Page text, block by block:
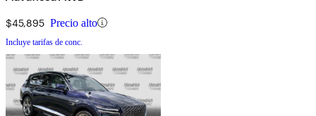
$45,895 Precio alto
Incluye tarifas de conc.